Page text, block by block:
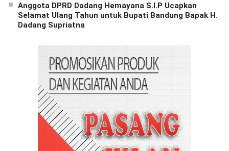
Anggota DPRD Dadang Hemayana S.I.P Ucapkan
Selamat Ulang Tahun untuk Bupati Bandung Bapak H.
Dadang Supriatna